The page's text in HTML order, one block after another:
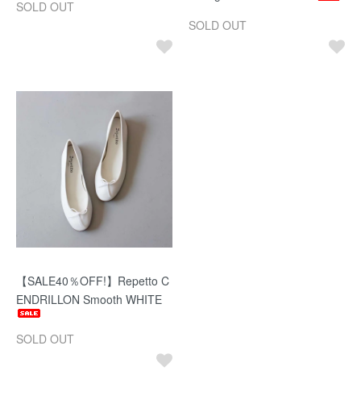
SOLD OUT
SOLD OUT
【SALE40％OFF!】Repetto C
ENDRILLON Smooth WHITE
SOLD OUT